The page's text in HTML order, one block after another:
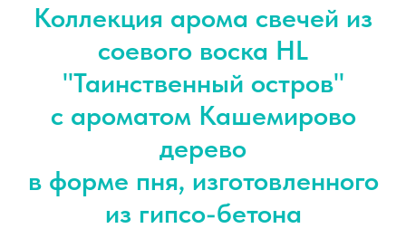
Коллекция арома свечей из
соевого воска HL
"Таинственный остров"
с ароматом Кашемирово
дерево
в форме пня, изготовленного
из гипсо-бетона